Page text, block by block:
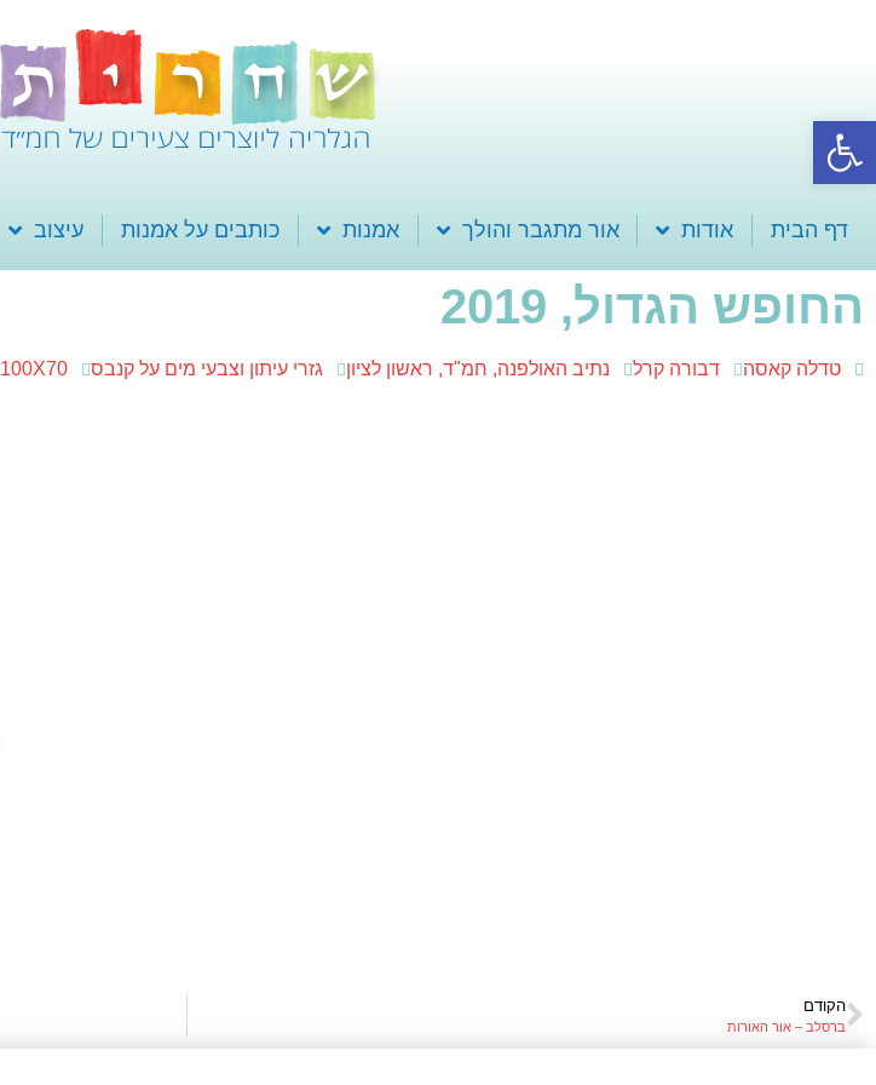
פתח סרגל נגישות
דף הבית אודות אור מתגבר והולך אמנות כותבים על אמנות עיצוב
החופש הגדול, 2019
טדלה קאסה דבורה קרל נתיב האולפנה, חמ"ד, ראשון לציון גזרי עיתון וצבעי מים על קנבס 100X70
הקודם
ברסלב – אור האורות